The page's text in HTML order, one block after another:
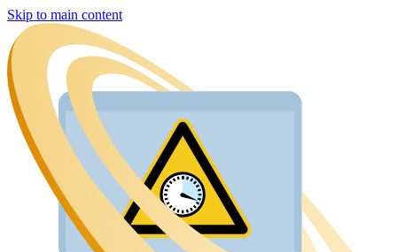
Skip to main content